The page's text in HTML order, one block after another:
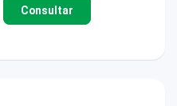
Consultar